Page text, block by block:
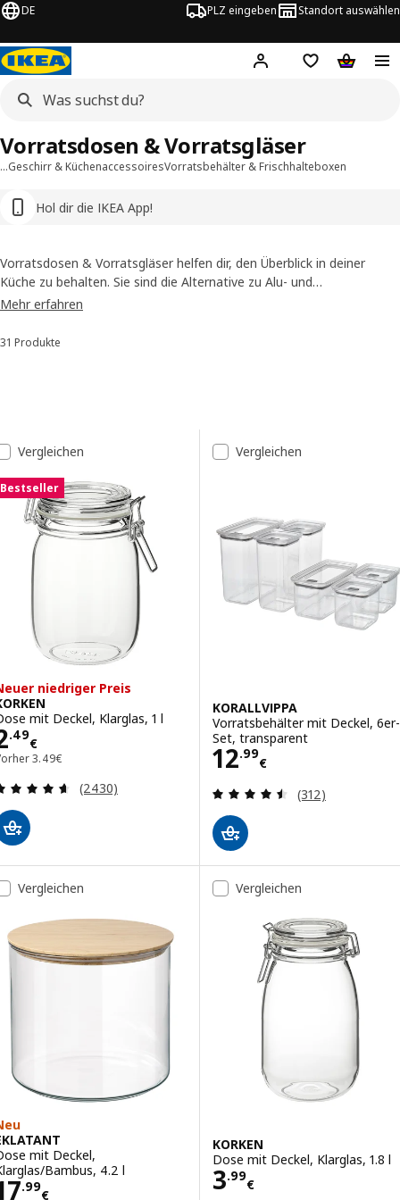
DE PLZ eingeben Standort auswählen
Hej! Hier einloggen
Merkzettel
…Geschirr & KüchenaccessoiresVorratsbehälter & Frischhalteboxen
Hol dir die IKEA App!
Vorratsdosen & Vorratsgläser
Vorratsdosen & Vorratsgläser helfen dir, den Überblick in deiner
Küche zu behalten. Sie sind die Alternative zu Alu- und
Kunststofffolie, denn sie sind leicht zu reinigen und mehrfach
übersichtlich.
Mehr erfahren
Sortieren und Filtern
31 Produkte
Liste der Ergebnisse
Vergleichen
Bestseller
niedriger Preis
mit Deckel, Klarglas, 1 l
.49
€ 2.49€
3.49€
Vorher 3.49€
Bewertungen: 4.6 von 5 Sternen. Bewertungen
(2430)
Vergleichen
KORALLVIPPA
Vorratsbehälter mit Deckel, 6er-
Set, transparent
12.99
€
Preis 12.99€
Bewertungen:
(312)
Vergleichen
mit Deckel,
Bambus, 4.2 l
.99
€17.99€
Vergleichen
KORKEN
Dose mit Deckel, Klarglas, 1.8 l
3.99
€
Preis 3.99€